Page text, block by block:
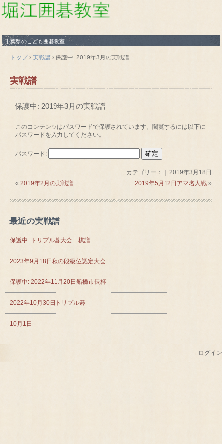
千葉県のこども囲碁教室
トップ› 実戦譜 › 保護中: 2019年3月の実戦譜
実戦譜
保護中: 2019年3月の実戦譜
このコンテンツはパスワードで保護されています。閲覧するには以下に
パスワードを入力してください。
パスワード:
カテゴリー：｜ 2019年3月18日
«2019年2月の実戦譜 2019年5月12日アマ名人戦»
最近の実戦譜
保護中: トリプル碁大会 棋譜
2023年9月18日秋の段級位認定大会
保護中: 2022年11月20日船橋市長杯
2022年10月30日トリプル碁
10月1日
ログイン